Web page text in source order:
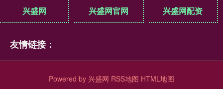
兴盛网 兴盛网官网 兴盛网配资
友情链接：
Powered by 兴盛网 RSS地图 HTML地图